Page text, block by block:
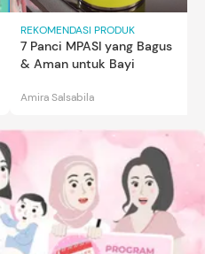
REKOMENDASI PRODUK
7 Panci MPASI yang Bagus
& Aman untuk Bayi
Amira Salsabila